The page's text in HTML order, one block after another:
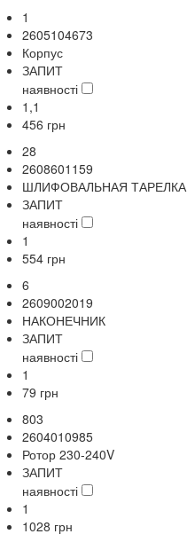
1
2605104673
Корпус
ЗАПИТ
наявності
1,1
456 грн
28
2608601159
ШЛИФОВАЛЬНАЯ ТАРЕЛКА
ЗАПИТ
наявності
1
554 грн
6
2609002019
НАКОНЕЧНИК
ЗАПИТ
наявності
1
79 грн
803
2604010985
Ротор 230-240V
ЗАПИТ
наявності
1
1028 грн